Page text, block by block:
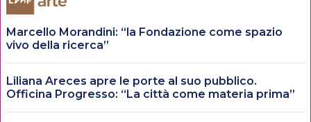
Marcello Morandini: “la Fondazione come spazio
vivo della ricerca”
Liliana Areces apre le porte al suo pubblico.
Officina Progresso: “La città come materia prima”